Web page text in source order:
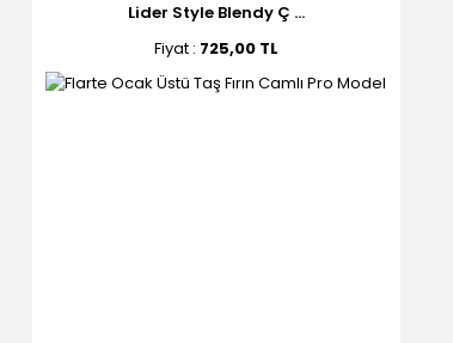
Lider Style Blendy Ç ...
Fiyat : 725,00 TL